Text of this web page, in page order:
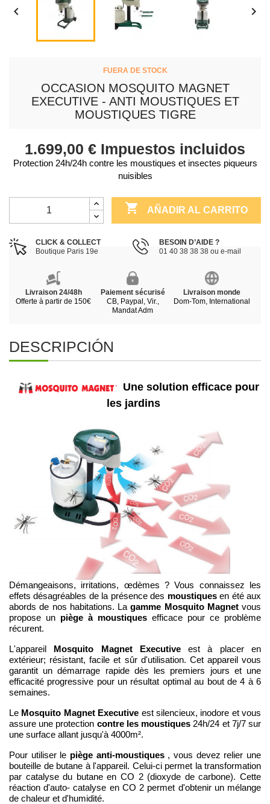
 
FUERA DE STOCK
OCCASION MOSQUITO MAGNET
EXECUTIVE - ANTI MOUSTIQUES ET
MOUSTIQUES TIGRE
1.699,00 € Impuestos incluidos
Protection 24h/24h contre les moustiques et insectes piqueurs
nuisibles
 AÑADIR AL CARRITO
CLICK & COLLECT
Boutique Paris 19e
BESOIN D’AIDE ?
01 40 38 38 38 ou e-mail
Livraison 24/48h
Offerte à partir de 150€
Paiement sécurisé
CB, Paypal, Vir.,
Mandat Adm
Livraison monde
Dom-Tom, International
DESCRIPCIÓN
Une solution efficace pour
les jardins
Démangeaisons, irritations, œdèmes ? Vous connaissez les
effets désagréables de la présence des moustiquesen été aux
abords de nos habitations. Lagamme Mosquito Magnetvous
propose un piège à moustiques efficace pour ce problème
récurent.
L'appareil Mosquito Magnet Executiveest à placer en
extérieur; résistant, facile et sûr d'utilisation. Cet appareil vous
garantit un démarrage rapide dès les premiers jours et une
efficacité progressive pour un résultat optimal au bout de 4 à 6
semaines.
Le Mosquito Magnet Executive est silencieux, inodore et vous
assure une protection contre les moustiques 24h/24 et 7j/7 sur
une surface allant jusqu'à 4000m².
Pour utiliser le piège anti-moustiques, vous devez relier une
bouteille de butane à l'appareil. Celui-ci permet la transformation
par catalyse du butane en CO 2 (dioxyde de carbone). Cette
réaction d'auto- catalyse en CO 2 permet d'obtenir un mélange
de chaleur et d'humidité.